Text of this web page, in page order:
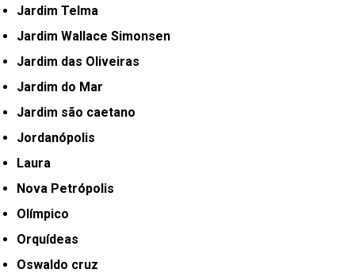
Jardim Telma
Jardim Wallace Simonsen
Jardim das Oliveiras
Jardim do Mar
Jardim são caetano
Jordanópolis
Laura
Nova Petrópolis
Olímpico
Orquídeas
Oswaldo cruz